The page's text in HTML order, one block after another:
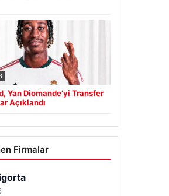
Yan Diomande’yi Transfer
Açıklandı
Firmalar